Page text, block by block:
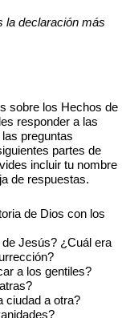
la declaración más
sobre los Hechos de
responder a las
preguntas
partes de
incluir tu nombre
de respuestas.
de Dios con los
Jesús? ¿Cuál era
a los gentiles?
ciudad a otra?